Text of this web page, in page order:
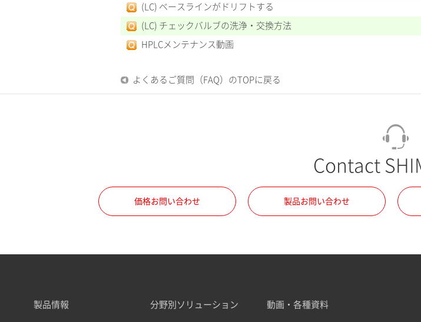
(LC) ベースラインがドリフトする
(LC) チェックバルブの洗浄・交換方法
HPLCメンテナンス動画
よくあるご質問（FAQ）のTOPに戻る
Contact
価格お問い合わせ 製品お問い合わせ
製品情報 分野別ソリューション 動画・各種資料